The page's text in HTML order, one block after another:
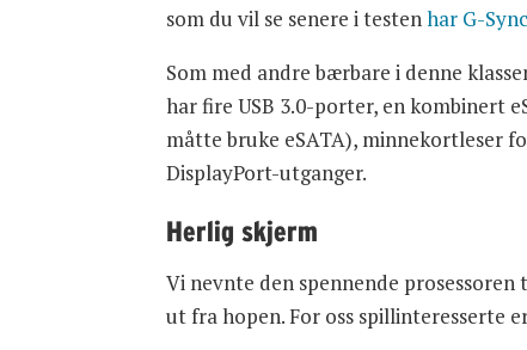
som du vil se senere i testenhar G-
Som med andre bærbare i denne
har fire USB 3.0-porter, en kombinert
måtte bruke eSATA), minnekortleser
DisplayPort-utganger.
Herlig skjerm
Vi nevnte den spennende
ut fra hopen. For oss spillinteresserte